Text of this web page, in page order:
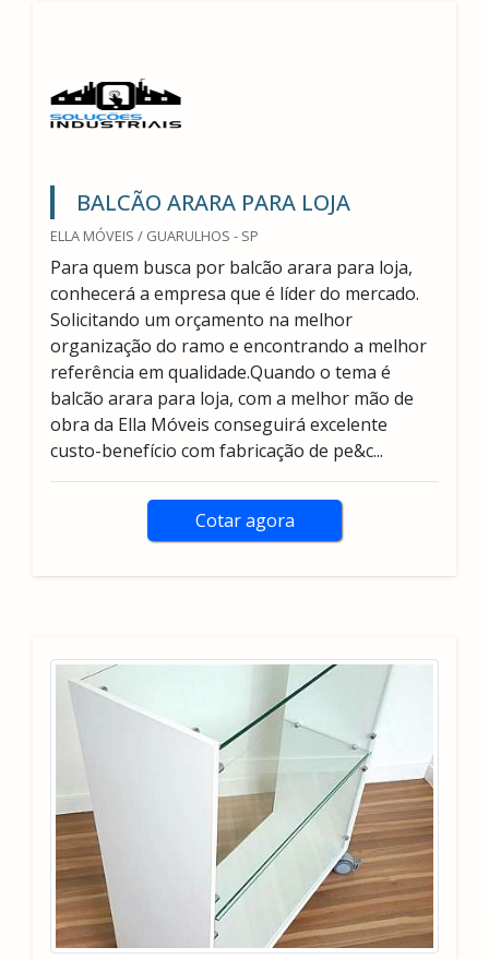
BALCÃO ARARA PARA LOJA
ELLA MÓVEIS / GUARULHOS - SP
Para quem busca por balcão arara para loja,
conhecerá a empresa que é líder do mercado.
Solicitando um orçamento na melhor
organização do ramo e encontrando a melhor
referência em qualidade.Quando o tema é
balcão arara para loja, com a melhor mão de
obra da Ella Móveis conseguirá excelente
custo-benefício com fabricação de pe&c...
Cotar agora